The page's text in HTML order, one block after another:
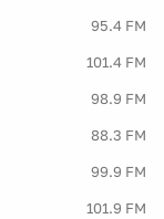
95.4 FM
101.4 FM
98.9 FM
88.3 FM
99.9 FM
101.9 FM